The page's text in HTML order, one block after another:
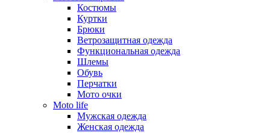
Костюмы
Куртки
Брюки
Ветрозащитная одежда
Функциональная одежда
Шлемы
Обувь
Перчатки
Мото очки
Moto life
Мужская одежда
Женская одежда